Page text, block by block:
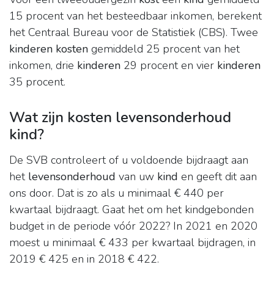
15 procent van het besteedbaar inkomen, berekent
het Centraal Bureau voor de Statistiek (CBS). Twee
kinderen kosten gemiddeld 25 procent van het
inkomen, drie kinderen 29 procent en vier kinderen
35 procent.
Wat zijn kosten levensonderhoud
kind?
De SVB controleert of u voldoende bijdraagt aan
het levensonderhoud van uw kind en geeft dit aan
ons door. Dat is zo als u minimaal € 440 per
kwartaal bijdraagt. Gaat het om het kindgebonden
budget in de periode vóór 2022? In 2021 en 2020
moest u minimaal € 433 per kwartaal bijdragen, in
2019 € 425 en in 2018 € 422.